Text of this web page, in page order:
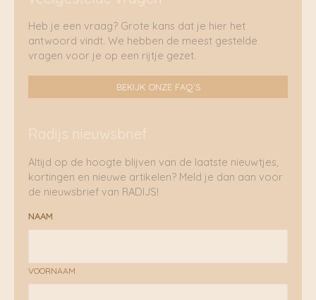
Heb je een vraag? Grote kans dat je hier het
antwoord vindt. We hebben de meest gestelde
vragen voor je op een rijtje gezet.
BEKIJK ONZE FAQ'S
Radijs nieuwsbrief
Altijd op de hoogte blijven van de laatste nieuwtjes,
kortingen en nieuwe artikelen? Meld je dan aan voor
de nieuwsbrief van RADIJS!
NAAM
VOORNAAM